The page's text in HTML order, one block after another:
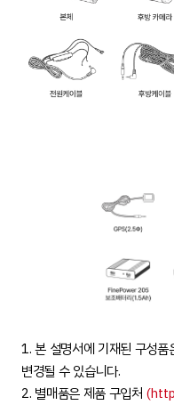
1. 본 설명서에 기재된 구성
변경될 수 있습니다.
2. 별매품은 제품 구입처